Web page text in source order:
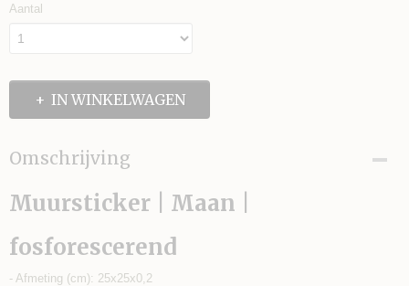
Aantal
IN WINKELWAGEN
Omschrijving
Muursticker | Maan |
fosforescerend
- Afmeting (cm): 25x25x0,2